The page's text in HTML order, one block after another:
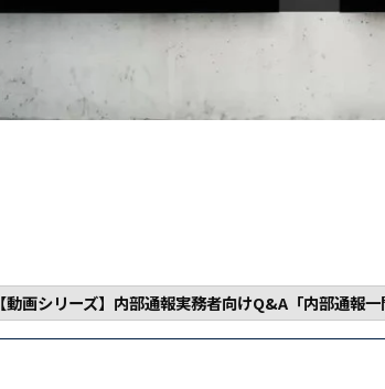
【動画シリーズ】内部通報実務者向けQ&A「内部通報一